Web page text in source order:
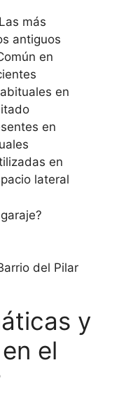
más
antiguos
en
en
en
en
lateral
del Pilar
y
el